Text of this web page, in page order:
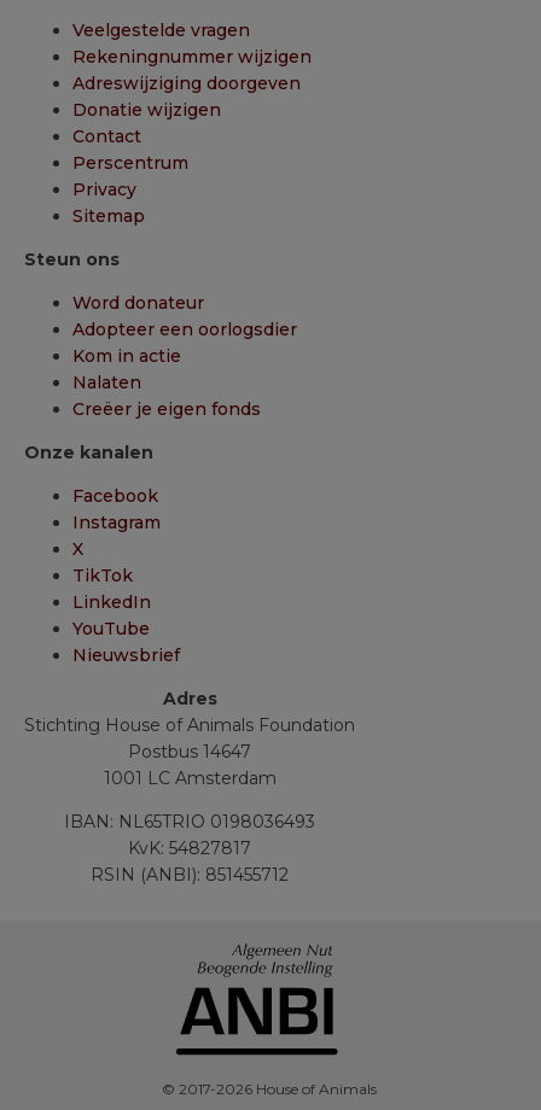
Veelgestelde vragen
Rekeningnummer wijzigen
Adreswijziging doorgeven
Donatie wijzigen
Contact
Perscentrum
Privacy
Sitemap
Steun ons
Word donateur
Adopteer een oorlogsdier
Kom in actie
Nalaten
Creëer je eigen fonds
Onze kanalen
Facebook
Instagram
X
TikTok
LinkedIn
YouTube
Nieuwsbrief
Adres
Stichting House of Animals Foundation
Postbus 14647
1001 LC Amsterdam
IBAN: NL65TRIO 0198036493
KvK: 54827817
RSIN (ANBI): 851455712
© 2017-2026 House of Animals